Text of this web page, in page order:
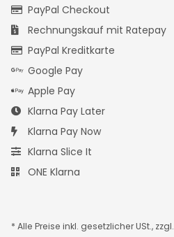
PayPal Checkout
Rechnungskauf mit Ratepay
PayPal Kreditkarte
Google Pay
Apple Pay
Klarna Pay Later
Klarna Pay Now
Klarna Slice It
ONE Klarna
* Alle Preise inkl. gesetzlicher USt., zzgl.